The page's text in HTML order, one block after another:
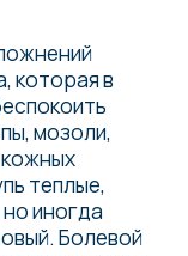
которая в
мозоли,
теплые,
иногда
Болевой